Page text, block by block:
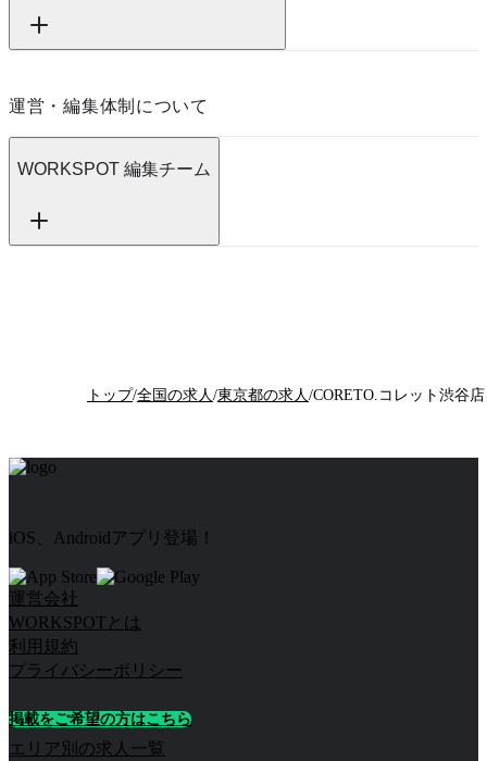
運営・編集体制について
WORKSPOT 編集チーム
トップ/全国の求人 /東京都の求人 /
iOS、Androidアプリ登場！
運営会社
WORKSPOTとは
利用規約
プライバシーポリシー
掲載をご希望の方はこちら
エリア別の求人一覧